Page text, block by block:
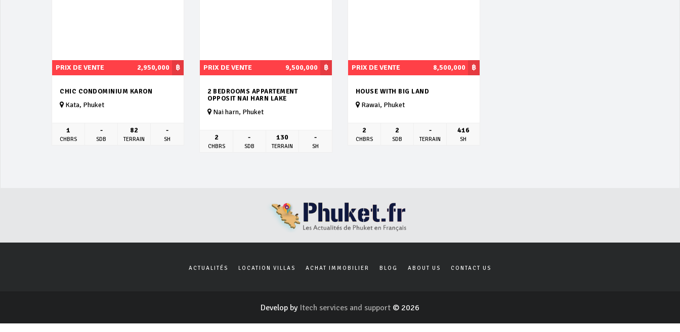
฿
PRIX DE VENTE 2,950,000
CHIC CONDOMINIUM KARON
Kata, Phuket
1
CHBRS
-
SDB
82
TERRAIN
-
SH
฿
PRIX DE VENTE 9,500,000
2 BEDROOMS APPARTEMENT
OPPOSIT NAI HARN LAKE
Nai harn, Phuket
2
CHBRS
-
SDB
130
TERRAIN
-
SH
฿
PRIX DE VENTE 8,500,000
HOUSE WITH BIG LAND
Rawai, Phuket
2
CHBRS
2
SDB
-
TERRAIN
416
SH
ACTUALITÉS LOCATION VILLAS ACHAT IMMOBILIER BLOG ABOUT US CONTACT US
Develop by Itech services and support © 2026